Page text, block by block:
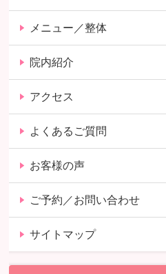
メニュー／整体
院内紹介
アクセス
よくあるご質問
お客様の声
ご予約／お問い合わせ
サイトマップ